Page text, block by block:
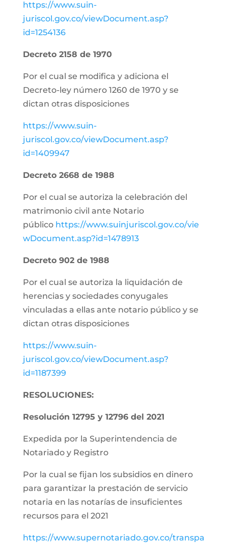
https://www.suin-
juriscol.gov.co/viewDocument.asp?
id=1254136
Decreto 2158 de 1970
Por el cual se modifica y adiciona el
Decreto-ley número 1260 de 1970 y se
dictan otras disposiciones
https://www.suin-
juriscol.gov.co/viewDocument.asp?
id=1409947
Decreto 2668 de 1988
Por el cual se autoriza la celebración del
matrimonio civil ante Notario
público https://www.suinjuriscol.gov.co/vie
wDocument.asp?id=1478913
Decreto 902 de 1988
Por el cual se autoriza la liquidación de
herencias y sociedades conyugales
vinculadas a ellas ante notario público y se
dictan otras disposiciones
https://www.suin-
juriscol.gov.co/viewDocument.asp?
id=1187399
RESOLUCIONES:
Resolución 12795 y 12796 del 2021
Expedida por la Superintendencia de
Notariado y Registro
Por la cual se fijan los subsidios en dinero
para garantizar la prestación de servicio
notaria en las notarías de insuficientes
recursos para el 2021
https://www.supernotariado.gov.co/transpa